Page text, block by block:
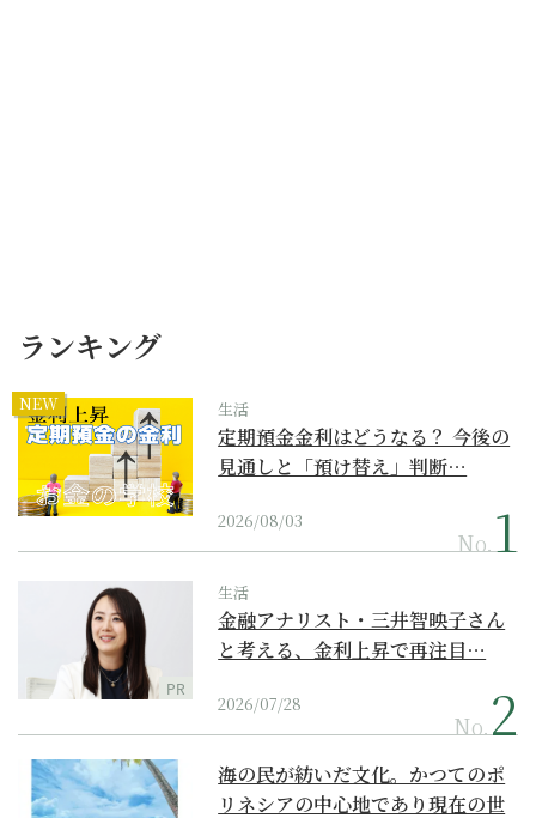
ランキング
NEW 生活
定期預金金利はどうなる？ 今後の
見通しと「預け替え」判断…
2026/08/03
No.
PR
生活
金融アナリスト・三井智映子さん
と考える、金利上昇で再注目…
2026/07/28
No.
海の民が紡いだ文化。かつてのポ
リネシアの中心地であり現在の世